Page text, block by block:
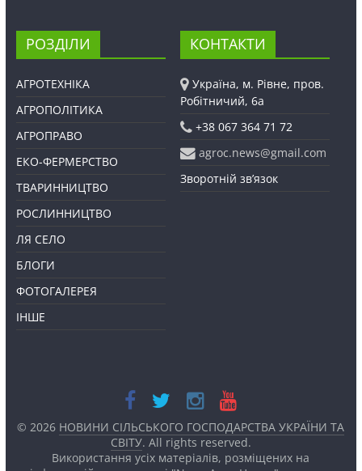
РОЗДІЛИ
АГРОТЕХНІКА
АГРОПОЛІТИКА
АГРОПРАВО
ЕКО-ФЕРМЕРСТВО
ТВАРИННИЦТВО
РОСЛИННИЦТВО
ЛЯ СЕЛО
БЛОГИ
ФОТОГАЛЕРЕЯ
ІНШЕ
КОНТАКТИ
Україна, м. Рівне, пров.
Робітничий, 6а
+38 067 364 71 72
agroc.news@gmail.com
Зворотній зв’язок
© 2026 НОВИНИ СІЛЬСЬКОГО ГОСПОДАРСТВА УКРАЇНИ ТА
СВІТУ. All rights reserved.
Використання усіх матеріалів, розміщених на